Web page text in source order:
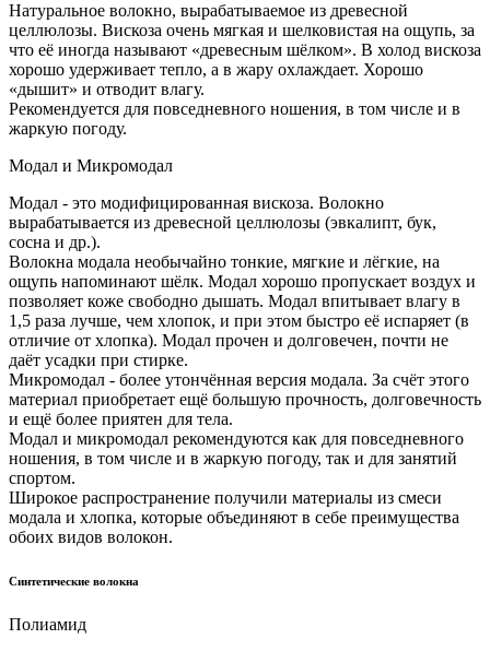
Натуральное волокно, вырабатываемое из древесной
целлюлозы. Вискоза очень мягкая и шелковистая на ощупь, за
что её иногда называют «древесным шёлком». В холод вискоза
хорошо удерживает тепло, а в жару охлаждает. Хорошо
«дышит» и отводит влагу.
Рекомендуется для повседневного ношения, в том числе и в
жаркую погоду.
Модал и Микромодал
Модал - это модифицированная вискоза. Волокно
вырабатывается из древесной целлюлозы (эвкалипт, бук,
сосна и др.).
Волокна модала необычайно тонкие, мягкие и лёгкие, на
ощупь напоминают шёлк. Модал хорошо пропускает воздух и
позволяет коже свободно дышать. Модал впитывает влагу в
1,5 раза лучше, чем хлопок, и при этом быстро её испаряет (в
отличие от хлопка). Модал прочен и долговечен, почти не
даёт усадки при стирке.
Микромодал - более утончённая версия модала. За счёт этого
материал приобретает ещё большую прочность, долговечность
и ещё более приятен для тела.
Модал и микромодал рекомендуются как для повседневного
ношения, в том числе и в жаркую погоду, так и для занятий
спортом.
Широкое распространение получили материалы из смеси
модала и хлопка, которые объединяют в себе преимущества
обоих видов волокон.
Синтетические волокна
Полиамид